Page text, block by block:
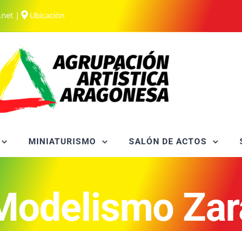
| Ubicación
MINIATURISMO SALÓN DE ACTOS